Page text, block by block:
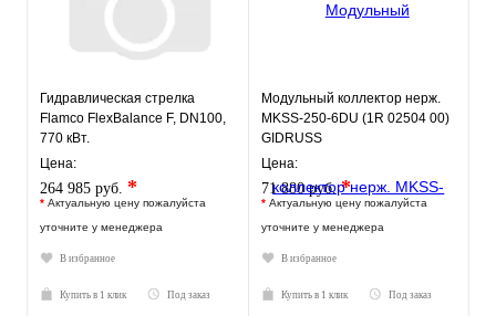
Гидравлическая стрелка
Flamco FlexBalance F, DN100,
770 кВт.
Цена:
264 985 руб. *
* Актуальную цену пожалуйста
уточните у менеджера
В избранное
Купить в 1 клик Под заказ
Модульный коллектор нерж.
MKSS-250-6DU (1R 02504 00)
GIDRUSS
Цена:
71 880 руб.*
* Актуальную цену пожалуйста
уточните у менеджера
В избранное
Купить в 1 клик Под заказ